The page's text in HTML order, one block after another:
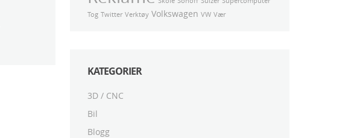
Tog Twitter Verktøy Volkswagen VW Vær
KATEGORIER
3D / CNC
Bil
Blogg